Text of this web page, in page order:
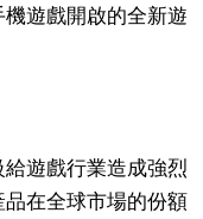
遊戲開啟的全新遊
遊戲行業造成強烈
在全球市場的份額